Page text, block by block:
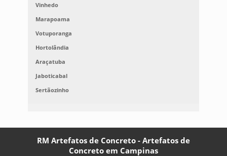
Vinhedo
Marapoama
Votuporanga
Hortolândia
Araçatuba
Jaboticabal
Sertãozinho
RM Artefatos de Concreto - Artefatos de
Concreto em Campinas